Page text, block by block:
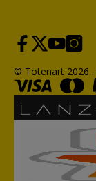
© Totenart 2026 .